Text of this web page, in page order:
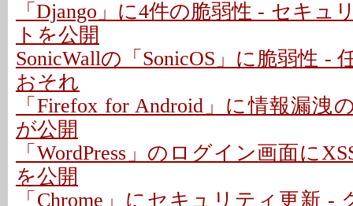
「Django」に4件の脆弱性 - セキュ
トを公開
SonicWallの「SonicOS」に脆弱性 -
おそれ
「Firefox for Android」に情報漏洩
が公開
「WordPress」のログイン画面に
を公開
「Chrome」にセキュリティ更新 -